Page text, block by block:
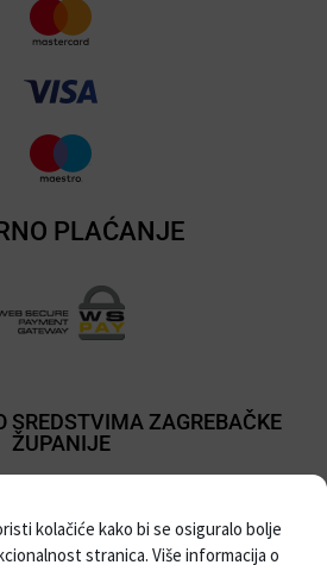
kolačiće kako bi se osiguralo bolje
stranica. Više informacija o
PLAĆANJE
SREDSTVIMA ZAGREBAČKE
ŽUPANIJE